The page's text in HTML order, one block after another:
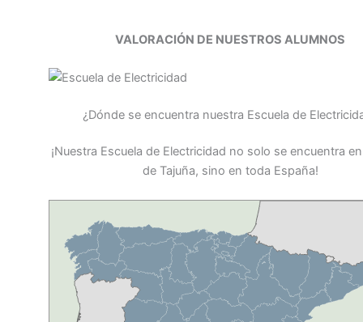
VALORACIÓN DE NUESTROS ALUMNOS
¿Dónde se encuentra nuestra Escuela de
¡Nuestra Escuela de Electricidad no solo se encuentra
de Tajuña, sino en toda España!